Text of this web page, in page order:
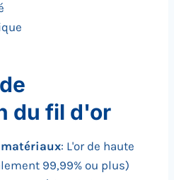
du fil d'or
: L'or de haute
99,99% ou plus)